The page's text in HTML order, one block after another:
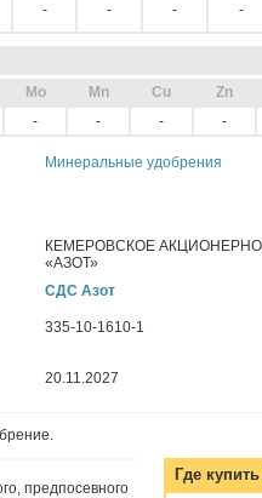
- - - -
Mo Mn Cu Zn
- - - -
Минеральные удобрения
КЕМЕРОВСКОЕ
«АЗОТ»
СДС Азот
335-10-1610-1
20.11.2027
Где купить
предпосевного